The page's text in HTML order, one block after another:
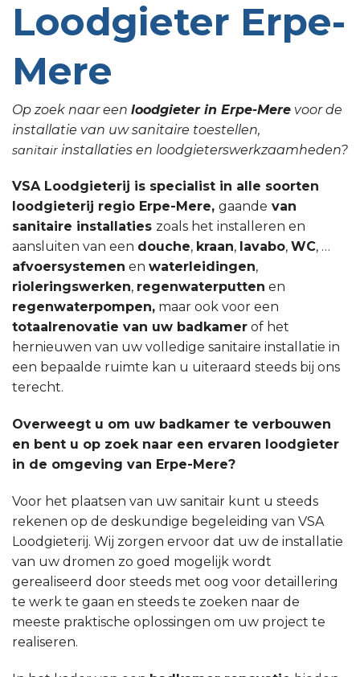
Loodgieter Erpe-
Mere
Op zoek naar een loodgieter in Erpe-Mere voor de
installatie van uw sanitaire toestellen,
sanitair installaties en loodgieterswerkzaamheden?
VSA Loodgieterij is specialist in alle soorten
loodgieterij regio Erpe-Mere, gaande van
sanitaire installaties zoals het installeren en
aansluiten van een douche, kraan, lavabo, WC, …
afvoersystemen en waterleidingen,
rioleringswerken, regenwaterputten en
regenwaterpompen, maar ook voor een
totaalrenovatie van uw badkamer of het
hernieuwen van uw volledige sanitaire installatie in
een bepaalde ruimte kan u uiteraard steeds bij ons
terecht.
Overweegt u om uw badkamer te verbouwen
en bent u op zoek naar een ervaren loodgieter
in de omgeving van Erpe-Mere?
Voor het plaatsen van uw sanitair kunt u steeds
rekenen op de deskundige begeleiding van VSA
Loodgieterij. Wij zorgen ervoor dat uw de installatie
van uw dromen zo goed mogelijk wordt
gerealiseerd door steeds met oog voor detaillering
te werk te gaan en steeds te zoeken naar de
meeste praktische oplossingen om uw project te
realiseren.